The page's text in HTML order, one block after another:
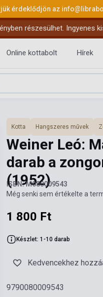
érdeklődjön az
részesülhet. Ingyenes
Online kottabolt Hírek
Kotta Hangszeres művek
Weiner Leó:
darab a
(1952)
ISBN: M080009543
Még senki sem értékelte a
1 800 Ft
Készlet: 1-10 darab
Kedvencekhez
9790080009543